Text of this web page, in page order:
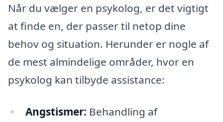
Når du vælger en psykolog, er det vigtigt
at finde en, der passer til netop dine
behov og situation. Herunder er nogle af
de mest almindelige områder, hvor en
psykolog kan tilbyde assistance:
Angstismer: Behandling af